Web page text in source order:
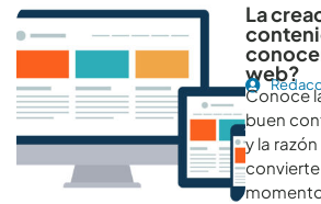
La
web?
Conoce
buen
y la